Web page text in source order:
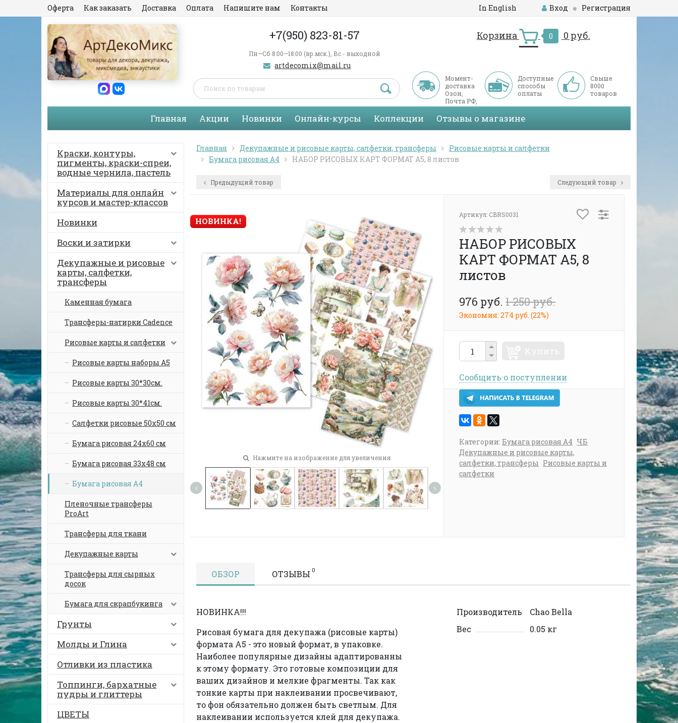
Оферта Как заказать Доставка Оплата Напишите нам Контакты In English Вход Регистрация
+7(950) 823-81-57
Пн—Сб 8:00—18:00 (вр.мск.), Вс - выходной
artdecomix@mail.ru
Корзина 0 0 руб.
Момент-
доставка
Озон,
Почта РФ,
СДЭК
Доступные
способы
оплаты
Свыше
8000
товаров
Главная Акции Новинки Онлайн-курсы Коллекции Отзывы о магазине
Краски, контуры,
пигменты, краски-спреи,
водные чернила, пастель
Материалы для онлайн
курсов и мастер-классов
Новинки
Воски и затирки
Декупажные и рисовые
карты, салфетки,
трансферы
Каменная бумага
Трансферы-натирки Cadence
Рисовые карты и салфетки
Рисовые карты наборы А5
Рисовые карты 30*30см.
Рисовые карты 30*41см.
Салфетки рисовые 50х50 см
Бумага рисовая 24х60 см
Бумага рисовая 33х48 см
Бумага рисовая А4
Пленочные трансферы
ProArt
Трансферы для ткани
Декупажные карты
Трансферы для сырных
досок
Бумага для скрапбукинга
Грунты
Молды и Глина
Отливки из пластика
Топпинги, бархатные
пудры и глиттеры
ЦВЕТЫ
Главная Декупажные и рисовые карты, салфетки, трансферы
Рисовые карты и салфетки
Бумага рисовая А4
НАБОР РИСОВЫХ КАРТ ФОРМАТ А5, 8 листов
Предыдущий товар Следующий товар
НОВИНКА!
Нажмите на изображение для увеличения
Артикул: CBRS0031
НАБОР РИСОВЫХ
КАРТ ФОРМАТ А5, 8
листов
976 руб. 1 250 руб.
Экономия:274 руб. (22%)
Сообщить о поступлении
Категории:Бумага рисовая А4 ЧБ
Декупажные и рисовые карты,
салфетки, трансферы Рисовые карты и
салфетки
ОБЗОР ОТЗЫВЫ 0
НОВИНКА!!!
Рисовая бумага для декупажа (рисовые карты)
формата А5 - это новый формат, в упаковке.
Наиболее популярные дизайны адаптированны
к этому формату. Это готовые композиции для
ваших дизайнов и мелкие фрагменты. Так как
тонкие карты при наклеивании просвечивают,
то фон обязательно должен быть светлым. Для
наклеивании используется клей для декупажа.
Производитель
Chao Bella
Вес
0.05 кг